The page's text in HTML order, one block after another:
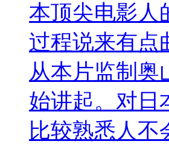
本顶尖电影人
过程说来有点
从本片监制奥
始讲起。对日
比较熟悉人不